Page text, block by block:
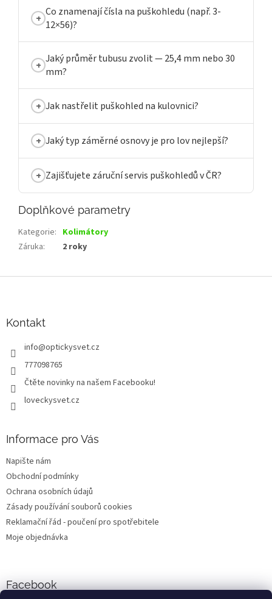
Co znamenají čísla na puškohledu (např. 3-
12×56)?
Jaký průměr tubusu zvolit — 25,4 mm nebo 30
mm?
Jak nastřelit puškohled na kulovnici?
Jaký typ záměrné osnovy je pro lov nejlepší?
Zajišťujete záruční servis puškohledů v ČR?
Doplňkové parametry
Kategorie: Kolimátory
Záruka: 2 roky
Kontakt
info@optickysvet.cz
777098765
Čtěte novinky na našem Facebooku!
loveckysvet.cz
Informace pro Vás
Napište nám
Obchodní podmínky
Ochrana osobních údajů
Zásady používání souborů cookies
Reklamační řád - poučení pro spotřebitele
Moje objednávka
Facebook